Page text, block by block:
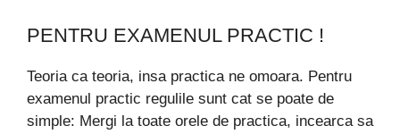
PENTRU EXAMENUL PRACTIC !
Teoria ca teoria, insa practica ne omoara. Pentru
examenul practic regulile sunt cat se poate de
simple: Mergi la toate orele de practica, incearca sa